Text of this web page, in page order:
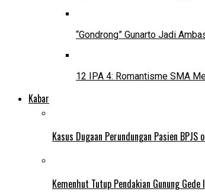
“Gondrong” Gunarto Jadi
12 IPA 4: Romantisme SMA
Kabar
Kasus Dugaan Perundungan Pasien
Kemenhut Tutup Pendakian Gunung